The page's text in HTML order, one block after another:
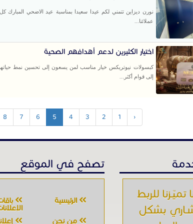
نورن ديزاين تتمني لكم عيدا سعيدا بمناسبة عيد الاضحي المبارك
عملائنا...
اختيار الكثيرين لدعم أهدافهم الصحية
كبسولات نيوتريكس خيار مناسب لمن يسعون إلى تحسين نمط
إلى قوام أكثر...
‹
1
2
3
4
5
6
7
8
تميّـزنا للربط
بشكل
تصفح في الموقع
الرئيسية
من نحن